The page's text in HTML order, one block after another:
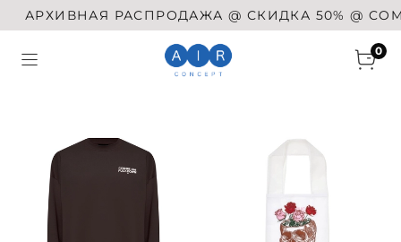
АРХИВНАЯ РАСПРОДАЖА @ СКИДКА 50% @ COMME
0